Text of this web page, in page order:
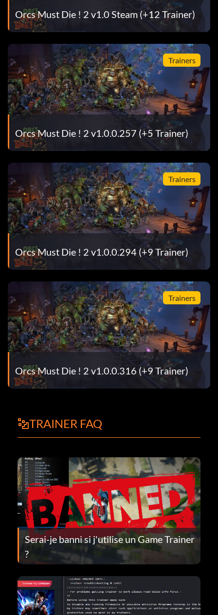
Orcs Must Die ! 2 v1.0 Steam (+12 Trainer)
Trainers
Orcs Must Die ! 2 v1.0.0.257 (+5 Trainer)
Trainers
Orcs Must Die ! 2 v1.0.0.294 (+9 Trainer)
Trainers
Orcs Must Die ! 2 v1.0.0.316 (+9 Trainer)
TRAINER FAQ
Serai-je banni si j'utilise un Game Trainer
?